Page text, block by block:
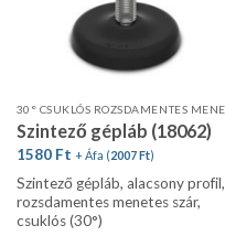
Szintező gépláb (18062)
1580 Ft + Áfa (2007Ft)
Szintező gépláb, alacsony profil,
rozsdamentes menetes szár,
csuklós (30°)